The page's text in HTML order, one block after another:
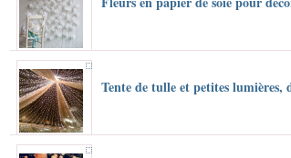
Tente de tulle et petites